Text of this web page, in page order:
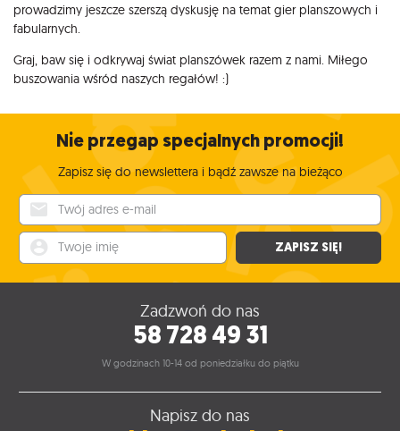
prowadzimy jeszcze szerszą dyskusję na temat gier planszowych i
fabularnych.
Graj, baw się i odkrywaj świat planszówek razem z nami. Miłego
buszowania wśród naszych regałów! :)
Nie przegap specjalnych promocji!
Zapisz się do newslettera i bądź zawsze na bieżąco
ZAPISZ SIĘ!
Zadzwoń do nas
58 728 49 31
W godzinach 10-14 od poniedziałku do piątku
Napisz do nas